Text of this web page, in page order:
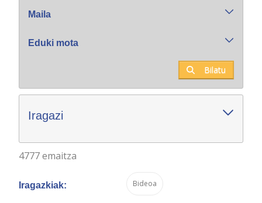
Maila
Eduki mota
Bilatu
Iragazi
4777 emaitza
Iragazkiak: Bideoa